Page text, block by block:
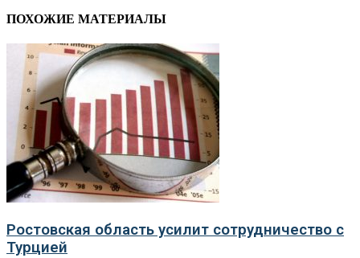
ПОХОЖИЕ МАТЕРИАЛЫ
Ростовская область усилит сотрудничество с
Турцией